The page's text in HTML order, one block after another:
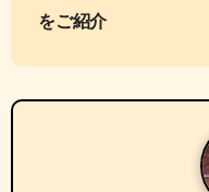
ナ
ビ
ゲ
をご紹介